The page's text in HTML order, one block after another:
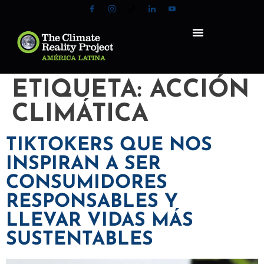
ETIQUETA: ACCIÓN
CLIMÁTICA
TIKTOKERS QUE NOS
INSPIRAN A SER
CONSUMIDORES
RESPONSABLES Y
LLEVAR VIDAS MÁS
SUSTENTABLES